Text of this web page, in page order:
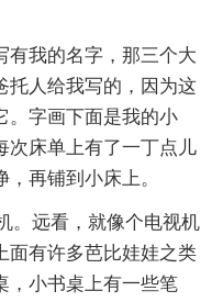
有我的名字，那三个大
托人给我写的，因为这
。字画下面是我的小
次床单上有了一丁点儿
再铺到小床上。
。远看，就像个电视机
面有许多芭比娃娃之类
，小书桌上有一些笔